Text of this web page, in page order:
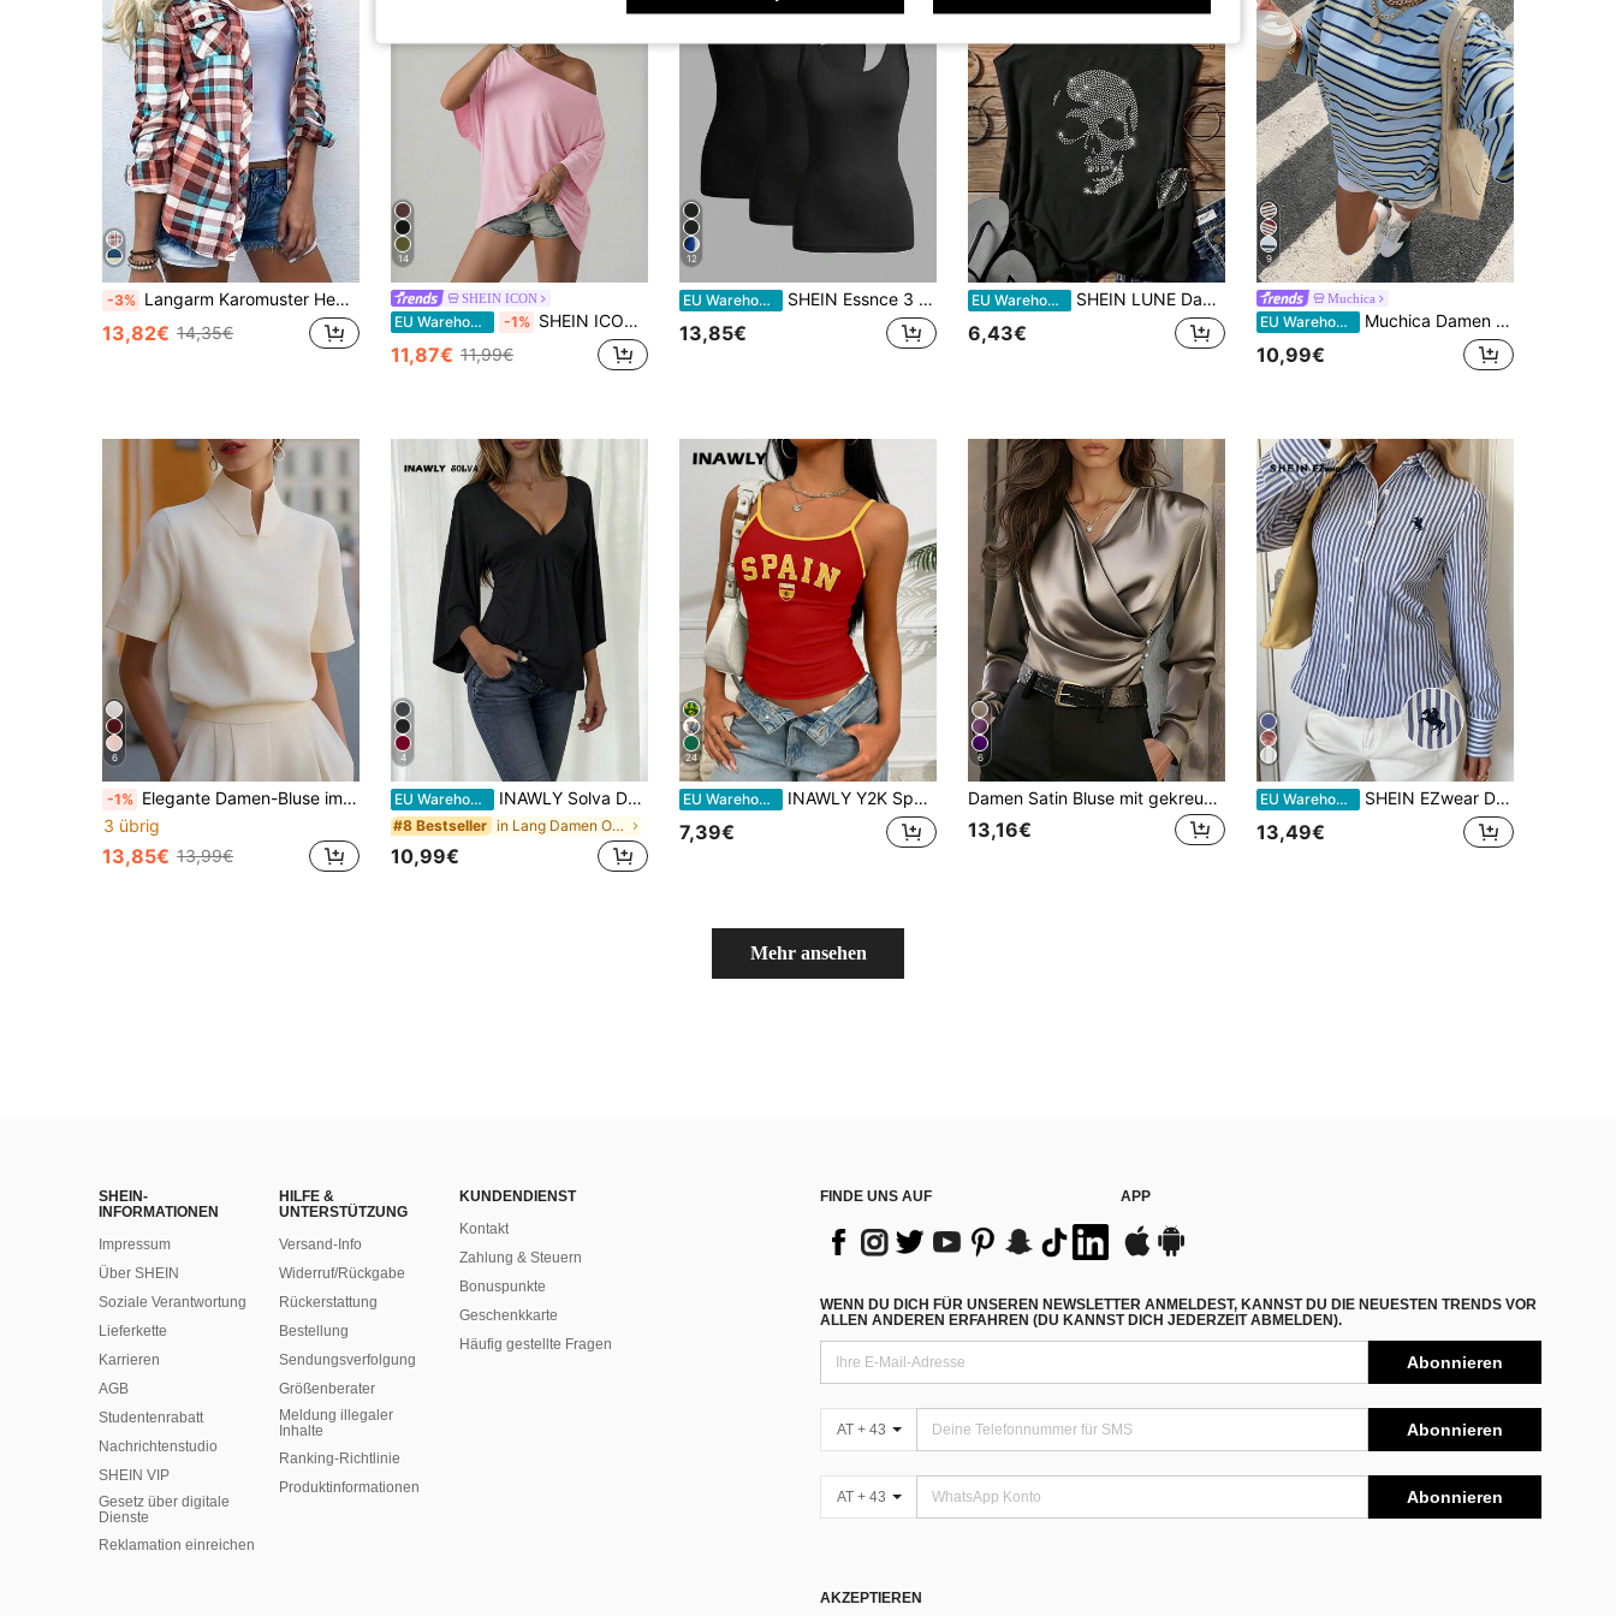
-3% Langarm Karomuster Hemd mit Umlegekragen, Knopfleiste, Tasche, Lässig Rosa Frühling
13,82€ 14,35€
14
SHEIN ICON
EU Warehouse -1% SHEIN ICON Damen Lässiges Loose Fit Raglan Ärmel T-Shirt, Einfarbig
11,87€ 11,99€
12
EU Warehouse SHEIN Essnce 3 Stück lässige einfarbige schwarze Trägershirts, slim fit, geeignet für Sommerausflüge und Strandlayering
13,85€
EU Warehouse SHEIN LUNE Damen Lässig Totenkopf Strass Halloween Muster Grafik Trägershirt, Trägershirt, Sommer, Lässig
6,43€
9
Muchica
EU Warehouse Muchica Damen blaues gestreiftes, locker sitzendes Kurzarm T-Shirt, Neuankömmling für den Sommer
10,99€
6
-1% Elegante Damen-Bluse im chinesischen Stil mit Stehkragen und kurzen Ärmeln, einfarbig, für Sommer, Lässig, Urlaub, College, Strand und Büro
3 übrig
13,85€ 13,99€
4
EU Warehouse INAWLY Solva Damen Einfarbiges sexy gerafftes Langarm-Top, Freizeitkleidung
#8 Bestseller in Lang Damen Oberteile
10,99€
24
EU Warehouse INAWLY Y2K Spanien Buchstabe Grafik Trägerhemd Grafik T-Shirts Damen Tops
7,39€
6
Damen Satin Bluse mit gekreuztem Design, elegante Mode für den Büroalltag, langärmlig, geeignet für Frühling, Alltag, Arbeit, Urlaub und Dates
13,16€
EU Warehouse SHEIN EZwear Damen neue Stickerei-Dekor gestreifte Slim Fit Langarmbluse
13,49€
Mehr ansehen
SHEIN-
INFORMATIONEN
Impressum
Über SHEIN
Soziale Verantwortung
Lieferkette
Karrieren
AGB
Studentenrabatt
Nachrichtenstudio
SHEIN VIP
Gesetz über digitale
Dienste
Reklamation einreichen
HILFE &
UNTERSTÜTZUNG
Versand-Info
Widerruf/Rückgabe
Rückerstattung
Bestellung
Sendungsverfolgung
Größenberater
Meldung illegaler
Inhalte
Ranking-Richtlinie
​Produktinformationen
KUNDENDIENST
Kontakt
Zahlung & Steuern
Bonuspunkte
Geschenkkarte
Häufig gestellte Fragen
FINDE UNS AUF APP
WENN DU DICH FÜR UNSEREN NEWSLETTER ANMELDEST, KANNST DU DIE NEUESTEN TRENDS VOR
ALLEN ANDEREN ERFAHREN (DU KANNST DICH JEDERZEIT ABMELDEN).
Abonnieren
AT + 43 Abonnieren
AT + 43 Abonnieren
AKZEPTIEREN